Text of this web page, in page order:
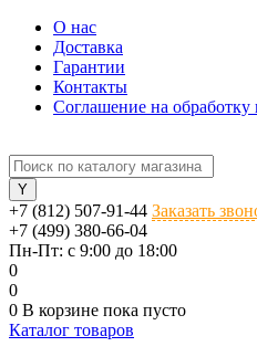
О нас
Доставка
Гарантии
Контакты
Соглашение на
+7 (812) 507-91-44 Заказать
+7 (499) 380-66-04
Пн-Пт: с 9:00 до 18:00
0
0
0 В корзине пока пусто
Каталог товаров